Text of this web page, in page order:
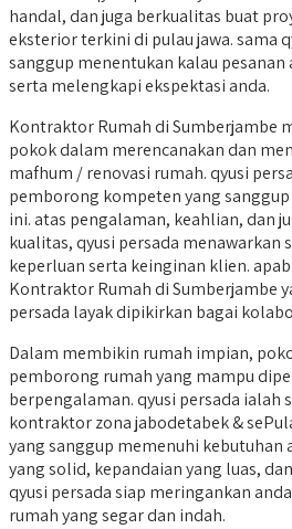
handal, dan juga berkualitas buat
eksterior terkini di pulau jawa. sama
sanggup menentukan kalau pesanan
serta melengkapi ekspektasi anda.
Kontraktor Rumah di Sumberjambe
pokok dalam merencanakan dan
mafhum / renovasi rumah. qyusi
pemborong kompeten yang
ini. atas pengalaman, keahlian, dan
kualitas, qyusi persada menawarkan
keperluan serta keinginan klien.
Kontraktor Rumah di Sumberjambe
persada layak dipikirkan bagai
Dalam membikin rumah impian,
pemborong rumah yang mampu
berpengalaman. qyusi persada ialah
kontraktor zona jabodetabek &
yang sanggup memenuhi kebutuhan
yang solid, kepandaian yang luas,
qyusi persada siap meringankan
rumah yang segar dan indah.